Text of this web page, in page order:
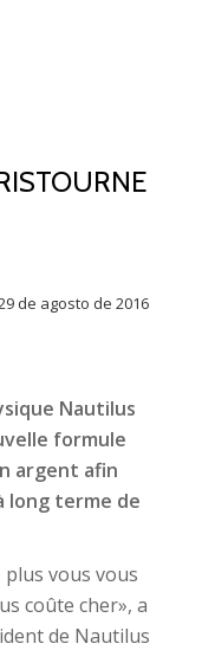
de agosto de 2016
Nautilus
formule
argent afin
long terme de
plus vous vous
coûte cher», a
de Nautilus